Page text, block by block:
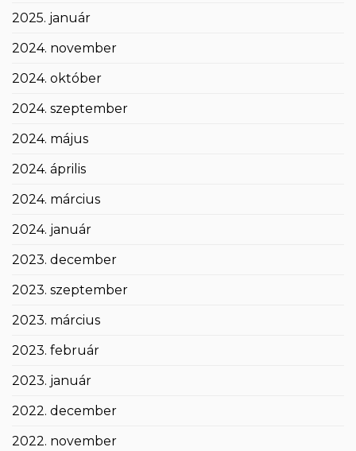
2025. január
2024. november
2024. október
2024. szeptember
2024. május
2024. április
2024. március
2024. január
2023. december
2023. szeptember
2023. március
2023. február
2023. január
2022. december
2022. november